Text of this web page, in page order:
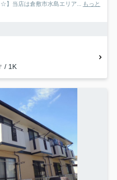
】当店は倉敷市水島エリア... もっと
/ 1K